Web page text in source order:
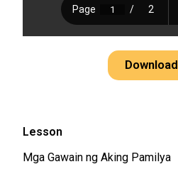
Download
Lesson
Mga Gawain ng Aking Pamilya